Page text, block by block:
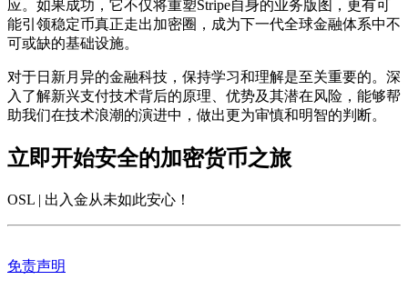
应。如果成功，它不仅将重塑Stripe自身的业务版图，更有可
能引领稳定币真正走出加密圈，成为下一代全球金融体系中不
可或缺的基础设施。
对于日新月异的金融科技，保持学习和理解是至关重要的。深
入了解新兴支付技术背后的原理、优势及其潜在风险，能够帮
助我们在技术浪潮的演进中，做出更为审慎和明智的判断。
立即开始安全的加密货币之旅
OSL | 出入金从未如此安心 ！
免责声明